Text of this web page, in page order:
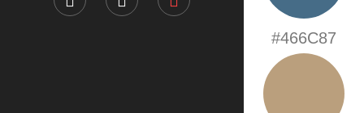
#466C87